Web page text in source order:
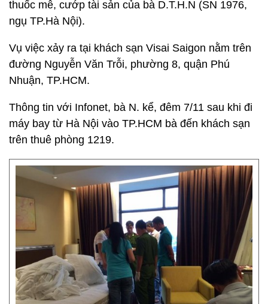
thuốc mê, cướp tài sản của bà D.T.H.N (SN 1976,
ngụ TP.Hà Nội).
Vụ việc xảy ra tại khách sạn Visai Saigon nằm trên
đường Nguyễn Văn Trỗi, phường 8, quận Phú
Nhuận, TP.HCM.
Thông tin với Infonet, bà N. kể, đêm 7/11 sau khi đi
máy bay từ Hà Nội vào TP.HCM bà đến khách sạn
trên thuê phòng 1219.